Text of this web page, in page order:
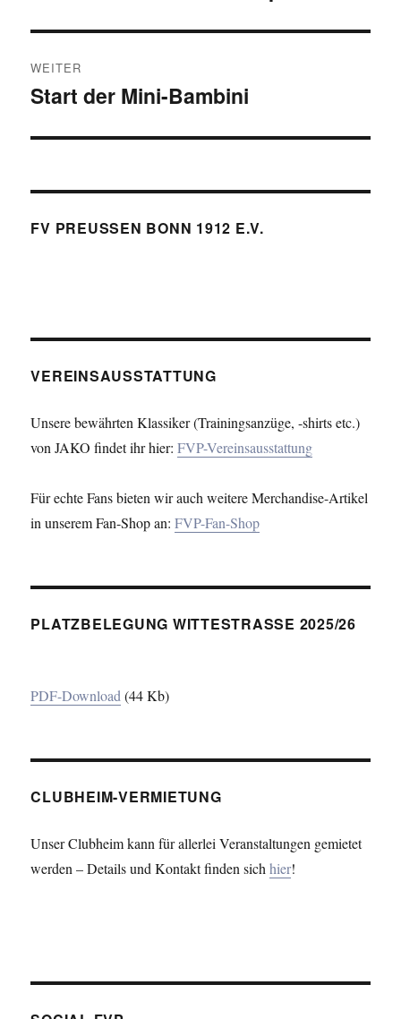
WEITER
Nächster
Start der Mini-Bambini
FV PREUSSEN BONN 1912 E.V.
VEREINSAUSSTATTUNG
Unsere bewährten Klassiker (Trainingsanzüge, -shirts etc.)
von JAKO findet ihr hier:FVP-Vereinsausstattung
Für echte Fans bieten wir auch weitere Merchandise-Artikel
in unserem Fan-Shop an:FVP-Fan-Shop
PLATZBELEGUNG WITTESTRASSE 2025/26
PDF-Download (44 Kb)
CLUBHEIM-VERMIETUNG
Unser Clubheim kann für allerlei Veranstaltungen gemietet
werden – Details und Kontakt finden sichhier!